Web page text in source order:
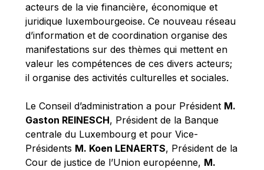
Mireille Delmas-Marty
Nobuo Tanaka
Otmar Issing
Paolo Mengozzi
Paschal Donohoe
Pat Cox
Patrizia Nanz
Philippe Maystadt
Pierre Gramegna
acteurs de la vie financière, économique et
juridique luxembourgeoise. Ce nouveau réseau
d’information et de coordination organise des
manifestations sur des thèmes qui mettent en
valeur les compétences de ces divers acteurs;
il organise des activités culturelles et sociales.
Le Conseil d’administration a pour Président M.
Gaston REINESCH, Président de la Banque
centrale du Luxembourg et pour Vice-
Présidents M. Koen LENAERTS, Président de la
Cour de justice de l’Union européenne, M.